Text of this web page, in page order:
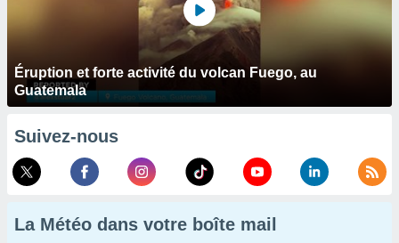
Éruption et forte activité du volcan Fuego, au
Guatemala
Suivez-nous
La Météo dans votre boîte mail